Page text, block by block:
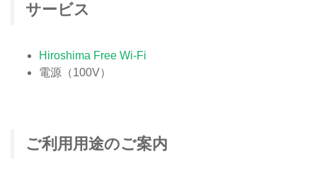
サービス
Hiroshima Free Wi-Fi
電源（100V）
ご利用用途のご案内